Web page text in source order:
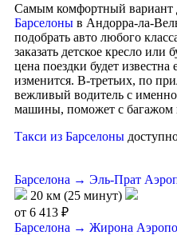
Самым комфортный вариант
Барселоны в Андорра-ла-
подобрать авто любого
заказать детское кресло или
цена поездки будет
изменится. В-третьих, по
вежливый водитель с
машины, поможет с багажом
Tакси из Барселоны
Барселона → Эль-Прат
20 км (25 минут)
от 6 413 ₽
Барселона → Жирона